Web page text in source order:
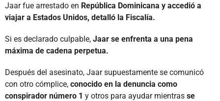
Jaar fue arrestado en República Dominicana y accedió a
viajar a Estados Unidos, detalló la Fiscalía.
Si es declarado culpable, Jaar se enfrenta a una pena
máxima de cadena perpetua.
Después del asesinato, Jaar supuestamente se comunicó
con otro cómplice, conocido en la denuncia como
conspirador número 1 y otros para ayudar mientras se